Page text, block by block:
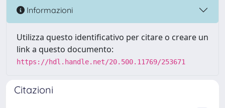
Informazioni
Utilizza questo identificativo per citare o creare un
link a questo documento:
https://hdl.handle.net/20.500.11769/253671
Citazioni